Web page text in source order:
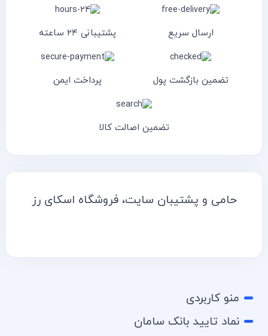
ارسال سریع پشتیبانی ۲۴ ساعته
تضمین بازگشت پول پرداخت ایمن
تضمین اصالت کالا
حامی و پشتیبان سایت، فروشگاه اسکای رز
منو کاربردی
نماد تایید بانک سامان